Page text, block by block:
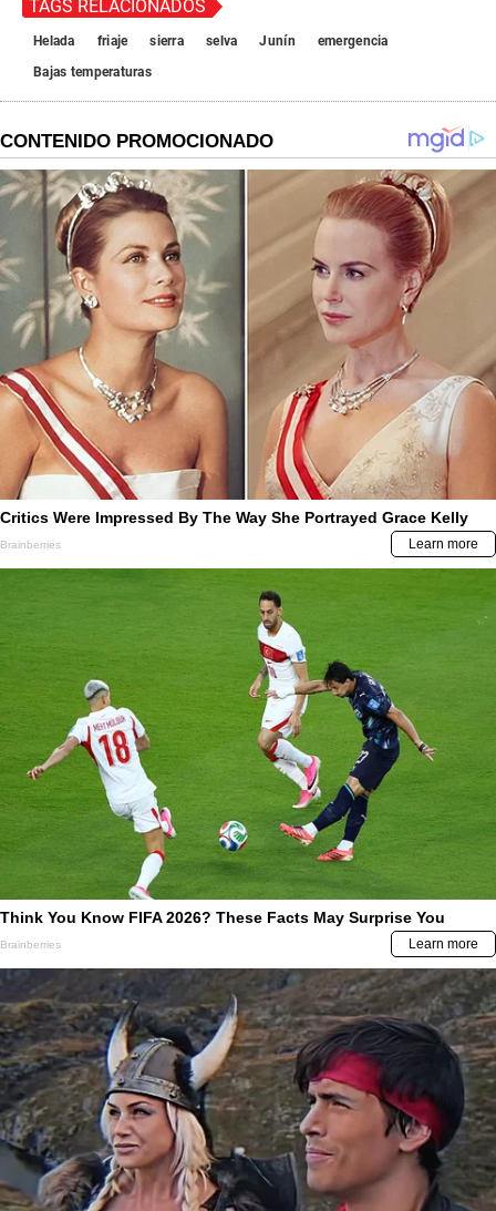
TAGS RELACIONADOS
Helada friaje sierra selva Junín
emergencia
Bajas temperaturas